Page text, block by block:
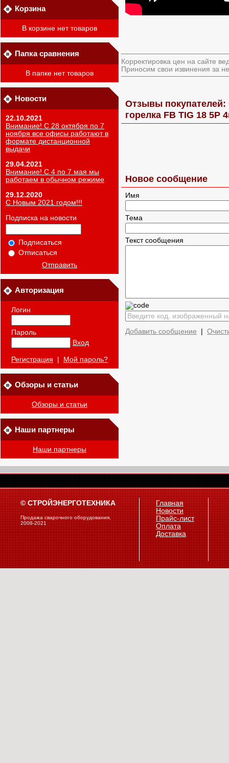
Корзина
В корзине нет товаров
Папка сравнения
В папке нет товаров
Новости
22.10.2021
Внимание! С 28 октября по 7
ноября все офисы работают в
формате дистанционной
выдачи
29.04.2021
Внимание! С 4 по 7 мая мы
работаем в обычном режиме
29.12.2020
С Новым 2021 годом!!!
Подписка на новости
Подписаться
Отписаться
Отправить
Авторизация
Логин
Пароль
Вход
Регистрация Мой пароль?
Обзоры и статьи
Обзоры и статьи
Наши партнеры
Наши партнеры
Корректировка цен на сайте
Приносим свои извинения за
Отзывы покупателей:
горелка FB TIG 18 5P
Новое сообщение
Имя
Тема
Текст сообщения
Добавить сообщение
© СТРОЙЭНЕРГОТЕХНИКА
Продажа сварочного оборудования,
2008-2021
Главная
Новости
Прайс-лист
Оплата
Доставка